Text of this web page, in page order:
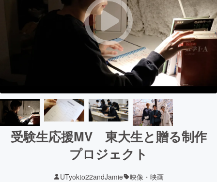
受験生応援MV 東大生と贈る制作
プロジェクト
UTyokto22andJamie 映像・映画